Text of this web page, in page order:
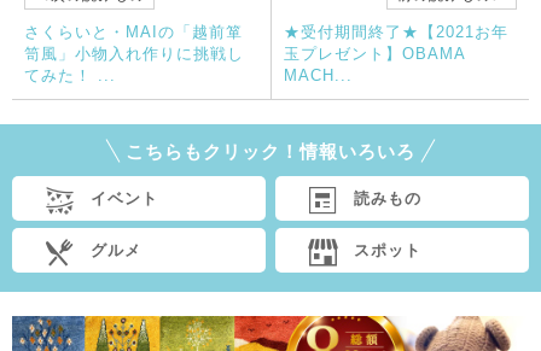
さくらいと・MAIの「越前箪
笥風」小物入れ作りに挑戦し
てみた！ ...
★受付期間終了★【2021お年
玉プレゼント】OBAMA
MACH...
こちらもクリック！情報いろいろ
イベント 読みもの
グルメ スポット